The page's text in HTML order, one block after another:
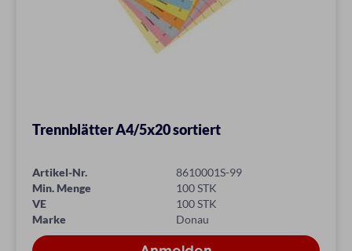
Trennblätter A4/5x20 sortiert
Artikel-Nr.
8610001S-99
Min. Menge
100 STK
VE
100 STK
Marke
Donau